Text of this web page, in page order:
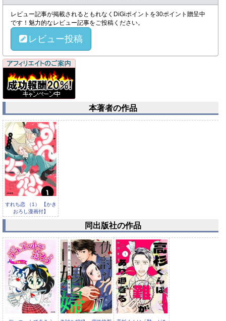
レビュー記事が掲載されるともれなくDiGiポイントを30ポイント贈呈中
です！魅力的なレビュー記事をご投稿ください。
レビュー投稿
本著者の作品
すれち恋 （1） 【かき
おろし漫画付】
同出版社の作品